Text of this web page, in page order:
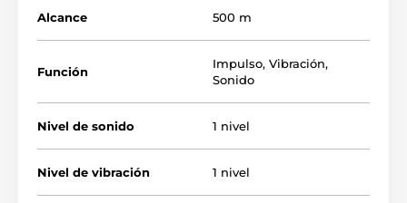
de teclas de seguridad contra pulsaciones
accidentales. Si añade receptores adicionales, podrá
adiestrar a 3 perros al mismo tiempo con una sola
radio. El transmisor es pequeño, ligero y su tamaño
Alcance 500 m
Función
Impulso, Vibración,
Sonido
Nivel de sonido 1 nivel
Nivel de vibración 1 nivel